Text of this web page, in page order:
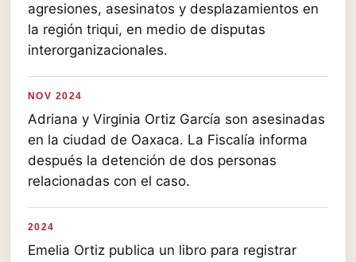
agresiones, asesinatos y desplazamientos en
la región triqui, en medio de disputas
interorganizacionales.
NOV 2024
Adriana y Virginia Ortiz García son asesinadas
en la ciudad de Oaxaca. La Fiscalía informa
después la detención de dos personas
relacionadas con el caso.
2024
Emelia Ortiz publica un libro para registrar